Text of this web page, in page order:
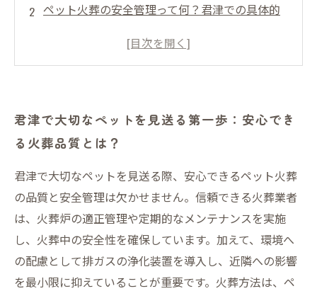
ペット火葬の安全管理って何？君津での具体的
君津のペット火葬施設を選ぶポイントと設備の
いと法令遵守
最後まで安心して任せられる君津のペット火葬
サービスの全貌
ペット火葬の品質と安全管理がもたらす心の支
えとは？
君津のペットオーナーが知るべき火葬サービス
選びのコツ
君津で大切なペットを見送る第一歩：安心でき
る火葬品質とは？
君津で大切なペットを見送る際、安心できるペット火葬
の品質と安全管理は欠かせません。信頼できる火葬業者
は、火葬炉の適正管理や定期的なメンテナンスを実施
し、火葬中の安全性を確保しています。加えて、環境へ
の配慮として排ガスの浄化装置を導入し、近隣への影響
を最小限に抑えていることが重要です。火葬方法は、ペ